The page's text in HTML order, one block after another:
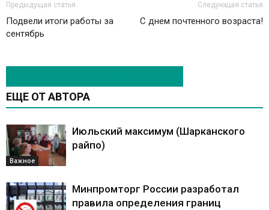
Предыдущая статья
Подвели итоги работы за
сентябрь
Следующая статья
С днем почтенного возраста!
ЕЩЕ ОТ АВТОРА
Важное
Июльский максимум (Шарканского
райпо)
Минпромторг России разработал
правила определения границ